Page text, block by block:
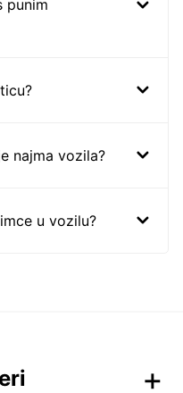
punim
najma vozila?
u vozilu?